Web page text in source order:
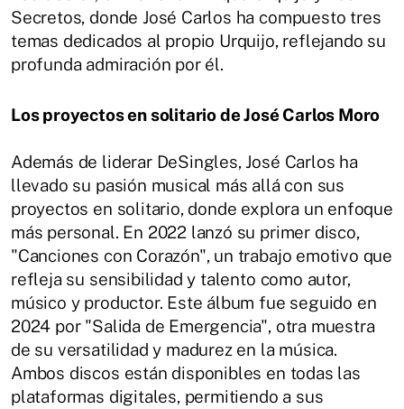
Secretos, donde José Carlos ha compuesto tres
temas dedicados al propio Urquijo, reflejando su
profunda admiración por él.
Los proyectos en solitario de José Carlos Moro
Además de liderar DeSingles, José Carlos ha
llevado su pasión musical más allá con sus
proyectos en solitario, donde explora un enfoque
más personal. En 2022 lanzó su primer disco,
"Canciones con Corazón", un trabajo emotivo que
refleja su sensibilidad y talento como autor,
músico y productor. Este álbum fue seguido en
2024 por "Salida de Emergencia", otra muestra
de su versatilidad y madurez en la música.
Ambos discos están disponibles en todas las
plataformas digitales, permitiendo a sus